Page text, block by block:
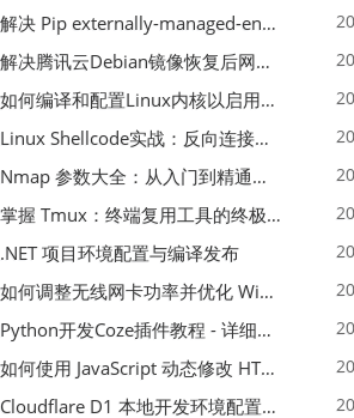
解决 Pip externally-managed-environment 错误：临时与永久绕过方案
解决腾讯云Debian镜像恢复后网络不通问题
如何编译和配置Linux内核以启用BBR2 | 内核编译教程
Linux Shellcode实战：反向连接、持久化、免杀技术详解（MSF,Cobalt Strike）- 从原理到C加载器实现
Nmap 参数大全：从入门到精通，掌握网络扫描的核心技巧
掌握 Tmux：终端复用工具的终极指南
.NET 项目环境配置与编译发布
如何调整无线网卡功率并优化 Wifite 的功率设置
Python开发Coze插件教程 - 详细步骤与注意事项
如何使用 JavaScript 动态修改 HTML 中的权限文本 | 前端开发教程
Cloudflare D1 本地开发环境配置指南 | CF Pages Local Development Guide
📝
250